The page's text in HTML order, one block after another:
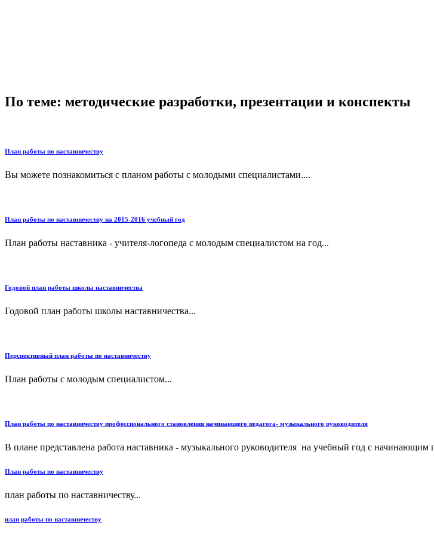
По теме: методические разработки, презентации и конспекты
План работы по наставничеству
Вы можете познакомиться с планом работы с молодыми специалистами....
План работы по наставничеству на 2015-2016 учебный год
План работы наставника - учителя-логопеда с молодым специалистом на год...
Годовой план работы школы наставничества
Годовой план работы школы наставничества...
Перспективный план работы по наставничеству
План работы с молодым специалистом...
План работы по наставничеству профессионального становления начинающего педагога- музыкального руководителя
В плане представлена работа наставника - музыкального руководителя на учебный год с
План работы по наставничеству
план работы по наставничеству...
план работы по наставничеству